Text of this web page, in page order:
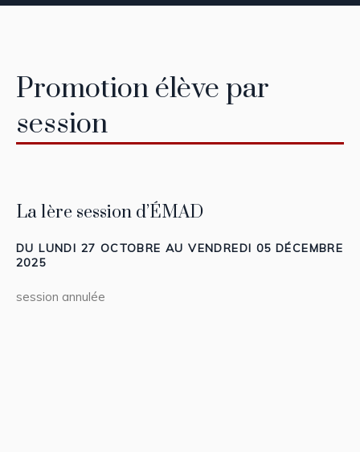
Promotion élève par
session
La 1ère session d’ÉMAD
DU LUNDI 27 OCTOBRE AU VENDREDI 05 DÉCEMBRE
2025
session annulée